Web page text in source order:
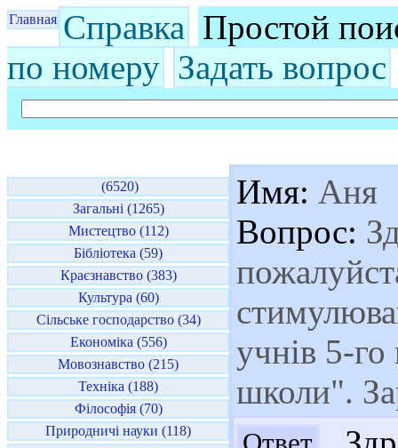
Главная Справка Простой
по номеру Задать вопрос
(6520)
Загальні (1265)
Мистецтво (112)
Бібліотека (59)
Краєзнавство (383)
Культура (60)
Сільське господарство (34)
Економіка (556)
Мовознавство (215)
Техніка (188)
Філософія (70)
Природничі науки (118)
Имя: Аня
Вопрос:
учнів 5-го
школи".